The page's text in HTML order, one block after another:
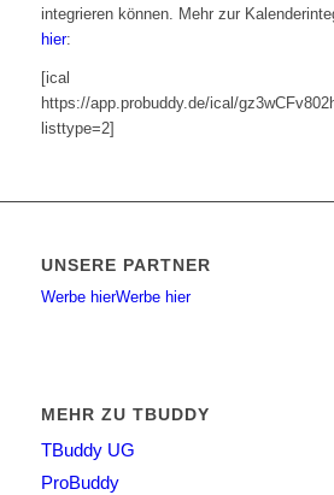
integrieren können. Mehr zur
hier:
[ical
https://app.probuddy.de/ical/
listtype=2]
UNSERE PARTNER
Werbe hierWerbe hier
MEHR ZU TBUDDY
TBuddy UG
ProBuddy